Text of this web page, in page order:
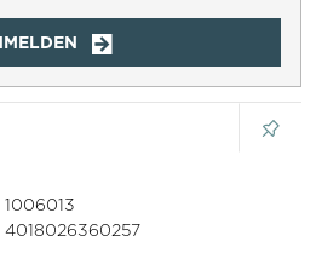
1006013
4018026360257